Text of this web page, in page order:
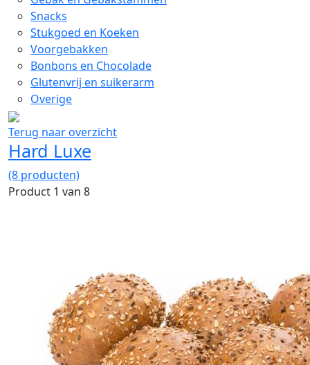
Snacks
Stukgoed en Koeken
Voorgebakken
Bonbons en Chocolade
Glutenvrij en suikerarm
Overige
Terug naar overzicht
Hard Luxe
(8 producten)
Product 1 van 8